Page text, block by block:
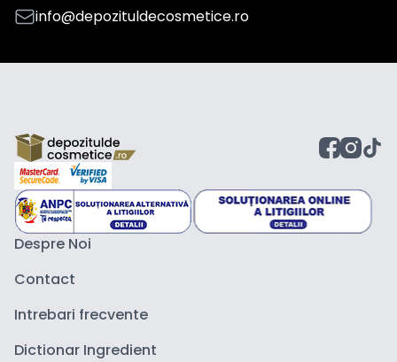
info@depozituldecosmetice.ro
Despre Noi
Contact
Intrebari frecvente
Dictionar Ingredient